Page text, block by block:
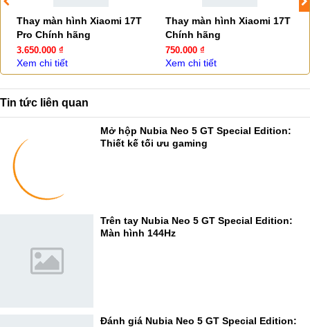
Thay màn hình Xiaomi 17T
Pro Chính hãng
3.650.000 ₫
Xem chi tiết
Thay màn hình Xiaomi 17T
Chính hãng
750.000 ₫
Xem chi tiết
Tin tức liên quan
Mở hộp Nubia Neo 5 GT Special Edition:
Thiết kế tối ưu gaming
Trên tay Nubia Neo 5 GT Special Edition:
Màn hình 144Hz
Đánh giá Nubia Neo 5 GT Special Edition: